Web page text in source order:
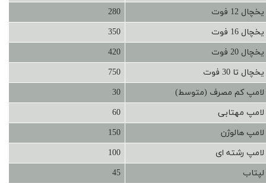
یخچال 12 فوت
280
یخچال 16 فوت
350
یخچال 20 فوت
420
یخچال تا 30 فوت
750
لامپ کم مصرف (متوسط)
30
لامپ مهتابی
60
لامپ هالوژن
150
لامپ رشته ای
100
لپتاب
45